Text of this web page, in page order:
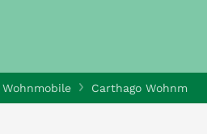
Wohnmobile Carthago